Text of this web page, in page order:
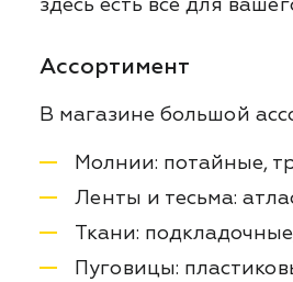
Ассортимент
В магазине большой
Молнии: потайные,
Ленты и тесьма:
Ткани:
Пуговицы: